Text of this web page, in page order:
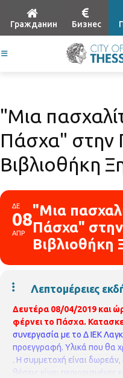
Гражданин Бизнес
"Μια
Πάσχα" στην
Βιβλιοθήκη
ΔΕ
08
ΑΠΡ
"Μια
Πάσχα" στην
Βιβλιοθήκη
Λεπτομέρειες
Δευτέρα 08/04/2019 και
φέρνει το Πάσχα.
συνεργασία με το Δ ΙΕΚ
προεγγραφή. Υλικά που θα
. Η συμμετοχή είναι
θέσεις είναι περιορισμένες